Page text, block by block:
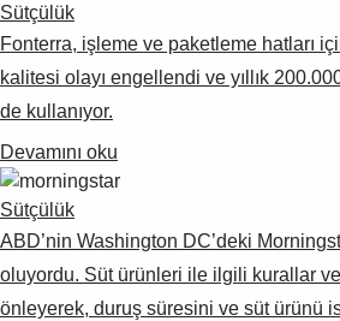
Sütçülük
Fonterra, işleme ve paketleme hatları
kalitesi olayı engellendi ve yıllık
de kullanıyor.
Devamını oku
Sütçülük
ABD’nin Washington DC’deki
oluyordu. Süt ürünleri ile ilgili kurallar
önleyerek, duruş süresini ve süt ürünü